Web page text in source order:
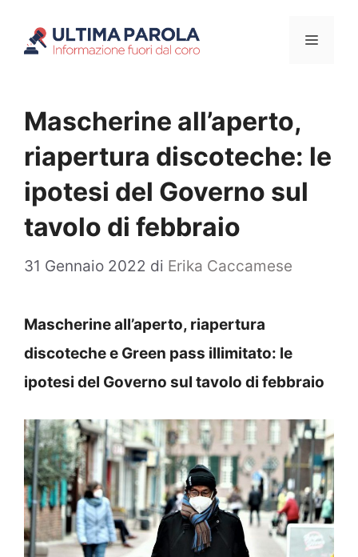
Menu
Mascherine all’aperto,
riapertura discoteche: le
ipotesi del Governo sul
tavolo di febbraio
31 Gennaio 2022 di Erika Caccamese
Mascherine all’aperto, riapertura
discoteche e Green pass illimitato: le
ipotesi del Governo sul tavolo di febbraio